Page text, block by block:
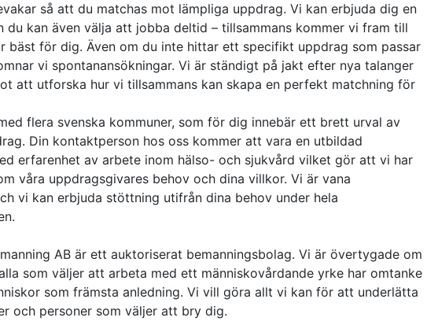
så att du matchas mot lämpliga uppdrag. Vi kan erbjuda dig en
du kan även välja att jobba deltid – tillsammans kommer vi fram till
bäst för dig. Även om du inte hittar ett specifikt uppdrag som passar
vi spontanansökningar. Vi är ständigt på jakt efter nya talanger
att utforska hur vi tillsammans kan skapa en perfekt matchning för
flera svenska kommuner, som för dig innebär ett brett urval av
Din kontaktperson hos oss kommer att vara en utbildad
erfarenhet av arbete inom hälso- och sjukvård vilket gör att vi har
våra uppdragsgivares behov och dina villkor. Vi är vana
vi kan erbjuda stöttning utifrån dina behov under hela
AB är ett auktoriserat bemanningsbolag. Vi är övertygade om
som väljer att arbeta med ett människovårdande yrke har omtanke
som främsta anledning. Vi vill göra allt vi kan för att underlätta
och personer som väljer att bry dig.